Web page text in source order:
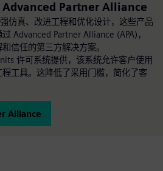
Advanced Partner Alliance
仿真、改进工程和优化设计，这些产品
Advanced Partner Alliance (APA)，
信任的第三方解决方案。
许可系统提供，该系统允许客户使用
工具。这降低了采用门槛，简化了客
Alliance